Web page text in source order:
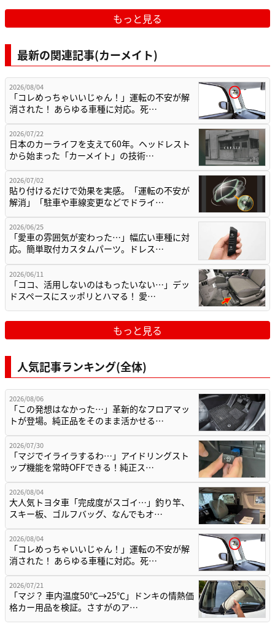
もっと見る
最新の関連記事(カーメイト)
2026/08/04
「コレめっちゃいいじゃん！」運転の不安が解
消された！ あらゆる車種に対応。死…
2026/07/22
日本のカーライフを支えて60年。ヘッドレスト
から始まった「カーメイト」の技術…
2026/07/02
貼り付けるだけで効果を実感。「運転の不安が
解消」「駐車や車線変更などでドライ…
2026/06/25
「愛車の雰囲気が変わった…」幅広い車種に対
応。簡単取付カスタムパーツ。ドレス…
2026/06/11
「ココ、活用しないのはもったいない…」デッ
ドスペースにスッポリとハマる！ 愛…
もっと見る
人気記事ランキング(全体)
2026/08/06
「この発想はなかった…」革新的なフロアマッ
トが登場。純正品をそのまま活かせる…
2026/07/30
「マジでイライラするわ…」アイドリングスト
ップ機能を常時OFFできる！純正ス…
2026/08/04
大人気トヨタ車「完成度がスゴイ…」釣り竿、
スキー板、ゴルフバッグ、なんでもオ…
2026/08/04
「コレめっちゃいいじゃん！」運転の不安が解
消された！ あらゆる車種に対応。死…
2026/07/21
「マジ？ 車内温度50℃→25℃」ドンキの情熱価
格カー用品を検証。さすがのア…